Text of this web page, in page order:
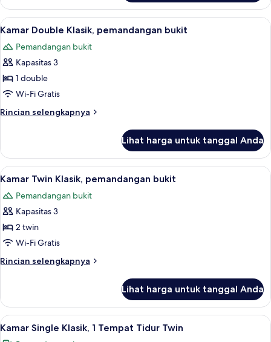
Kamar
Double
Klasik,
laut
Lihat
semua
foto
untuk
Kamar
Double
Klasik,
pemandangan
Kamar Double Klasik,
8
Kamar Double Klasik, pemandangan bukit
Pemandangan bukit
Kapasitas 3
1 double
Wi-Fi Gratis
Rincian selengkapnya
Rincian
Kamar
Double
Klasik,
bukit
Lihat harga untuk tanggal Anda
Lihat
semua
foto
untuk
Kamar
Twin
Klasik,
pemandangan
Kamar Twin Klasik, pemandangan
5
Kamar Twin Klasik, pemandangan bukit
Pemandangan bukit
Kapasitas 3
2 twin
Wi-Fi Gratis
Rincian selengkapnya
Rincian
Kamar
Twin
Klasik,
pemandangan
Lihat harga untuk tanggal Anda
Lihat
semua
Kamar Single Klasik, 1 Tempat Tidur
5
Kamar Single Klasik, 1 Tempat Tidur Twin